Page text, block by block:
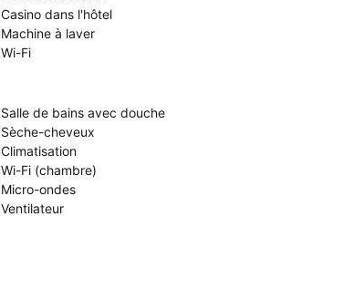
Casino dans l'hôtel
Machine à laver
Wi-Fi
Salle de bains avec douche
Sèche-cheveux
Climatisation
Wi-Fi (chambre)
Micro-ondes
Ventilateur